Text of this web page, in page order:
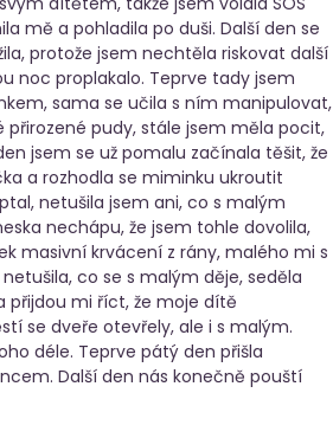
mě a pohladila po duši. Další den se
protože jsem nechtěla riskovat další
noc proplakalo. Teprve tady jsem
sama se učila s ním manipulovat,
pudy, stále jsem měla pocit,
jsem se už pomalu začínala těšit, že
a rozhodla se miminku ukroutit
netušila jsem ani, co s malým
nechápu, že jsem tohle dovolila,
masivní krvácení z rány, malého mi s
co se s malým děje, seděla
přijdou mi říct, že moje dítě
se dveře otevřely, ale i s malým.
déle. Teprve pátý den přišla
Další den nás konečně pouští